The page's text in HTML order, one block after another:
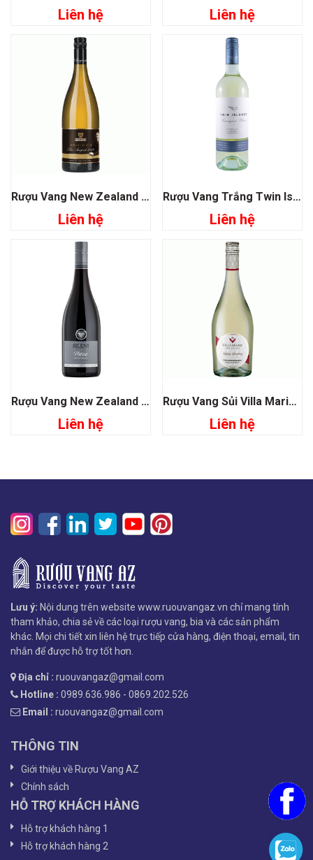
Liên hệ Liên hệ
Rượu Vang New Zealand Giesen The August 1888
Liên hệ
Rượu Vang Trắng Twin Islands Sauvignon Blanc
Liên hệ
Rượu Vang New Zealand Sileni Estate Plateau Pinot Noir
Liên hệ
Rượu Vang Sủi Villa Maria Lightly Sparkling Sauvignon Blanc
Liên hệ
Lưu ý: Nội dung trên website www.ruouvangaz.vn chỉ mang tính
tham khảo, chia sẻ về các loại rượu vang, bia và các sản phẩm
khác. Mọi chi tiết xin liên hệ trực tiếp cửa hàng, điện thoại, email, tin
nhắn để được hỗ trợ tốt hơn.
Địa chỉ : ruouvangaz@gmail.com
Hotline : 0989.636.986 - 0869.202.526
Email : ruouvangaz@gmail.com
THÔNG TIN
Giới thiệu về Rượu Vang AZ
Chính sách
HỖ TRỢ KHÁCH HÀNG
Hỗ trợ khách hàng 1
Hỗ trợ khách hàng 2